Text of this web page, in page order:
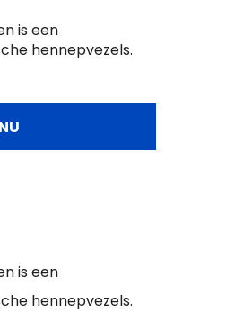
is een
hennepvezels.
is een
hennepvezels.